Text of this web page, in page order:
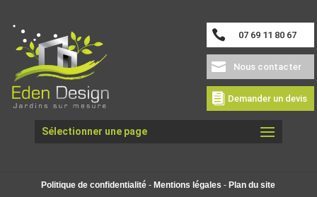
07 69 11 80 67
Nous contacter
Demander un devis
Sélectionner une page
Politique de confidentialité - Mentions légales - Plan du site